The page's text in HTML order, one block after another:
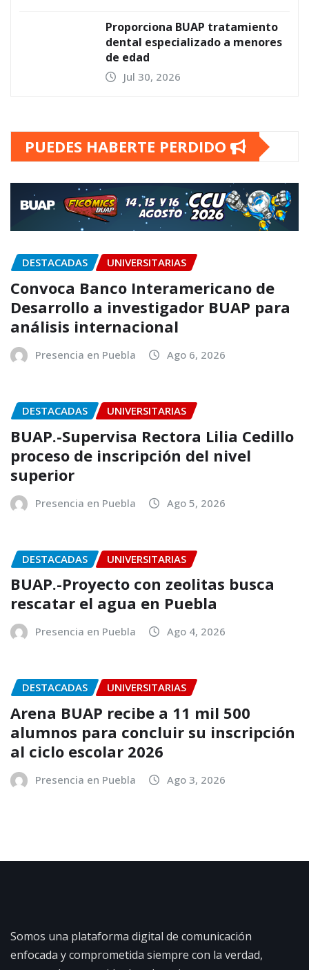
Proporciona BUAP tratamiento
dental especializado a menores
de edad
Jul 30, 2026
PUEDES HABERTE PERDIDO
DESTACADAS UNIVERSITARIAS
Convoca Banco Interamericano de
Desarrollo a investigador BUAP para
análisis internacional
Presencia en Puebla Ago 6, 2026
DESTACADAS UNIVERSITARIAS
BUAP.-Supervisa Rectora Lilia Cedillo
proceso de inscripción del nivel
superior
Presencia en Puebla Ago 5, 2026
DESTACADAS UNIVERSITARIAS
BUAP.-Proyecto con zeolitas busca
rescatar el agua en Puebla
Presencia en Puebla Ago 4, 2026
DESTACADAS UNIVERSITARIAS
Arena BUAP recibe a 11 mil 500
alumnos para concluir su inscripción
al ciclo escolar 2026
Presencia en Puebla Ago 3, 2026
Somos una plataforma digital de comunicación
enfocada y comprometida siempre con la verdad,